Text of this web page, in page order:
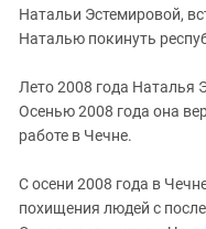
Натальи Эстемировой,
Наталью покинуть
Лето 2008 года Наталья
Осенью 2008 года она
работе в Чечне.
С осени 2008 года в
похищения людей с